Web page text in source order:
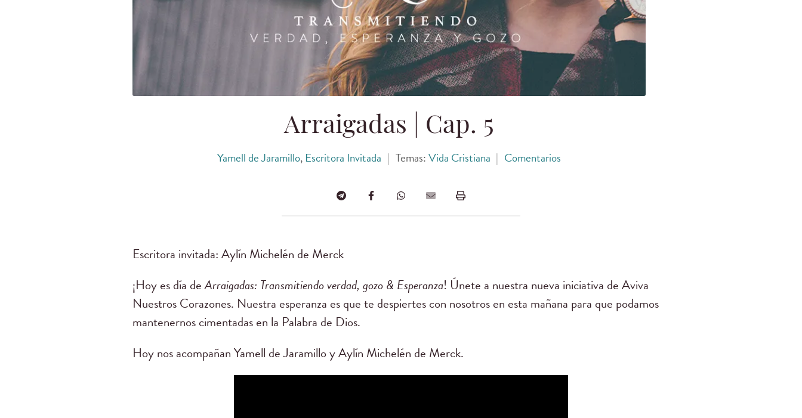
Arraigadas | Cap. 5
Yamell de Jaramillo, Escritora Invitada | Temas:Vida Cristiana | Comentarios
Escritora invitada: Aylín Michelén de Merck
¡Hoy es día deArraigadas: Transmitiendo verdad, gozo & Esperanza! Únete a nuestra nueva iniciativa de Aviva
Nuestros Corazones. Nuestra esperanza es que te despiertes con nosotros en esta mañana para que podamos
mantenernos cimentadas en la Palabra de Dios.
Hoy nos acompañan Yamell de Jaramillo y Aylín Michelén de Merck.